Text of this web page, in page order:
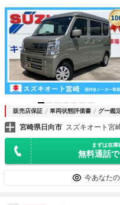
突軽減ブレーキ ＬＥＤヘ
ーウィンドウ スライドド
ー
販売店保証 車両状態評価書 グー鑑
宮崎県日向市 スズキオート宮
まずは在庫
無料通話
今あなた